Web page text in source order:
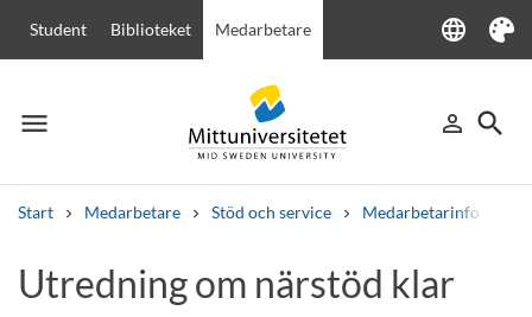
Student Biblioteket Medarbetare language
Language
Tema
menu
Meny person_outline
Logga in
search
Sök
Start Medarbetare Stöd och service Medarbetarinfo
Andra söktjänster
Utredning om närstöd klar